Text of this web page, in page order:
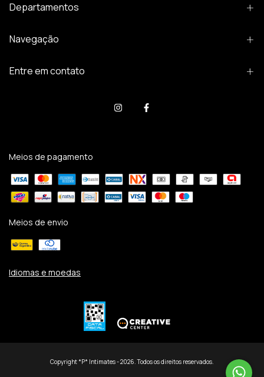
Departamentos
Navegação
Entre em contato
Meios de pagamento
Meios de envio
Idiomas e moedas
Copyright *P* Intimates - 2026. Todos os direitos reservados.